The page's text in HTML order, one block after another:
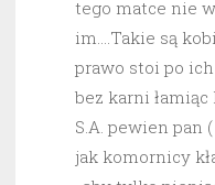
tego matce nie
im….Takie są
prawo stoi po
bez karni łamiąc
S.A. pewien pan
jak komornicy